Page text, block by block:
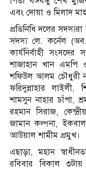
এবং দোয়া ও মিলাদ
প্রতিনিধি দলের
সদস্য লে. কর্নেল
কার্যনির্বাহী
শাজাহান খান এমপি
শফিউল আলম চৌধুরী
ফরিদুন্নাহার
শামসুন নাহার চাঁপা,
রহমান সিরাজ,
জামান কল্পনা,
আউয়াল শামীম প্রমুখ।
এছাড়া, মহান
রবিবার বিকাল